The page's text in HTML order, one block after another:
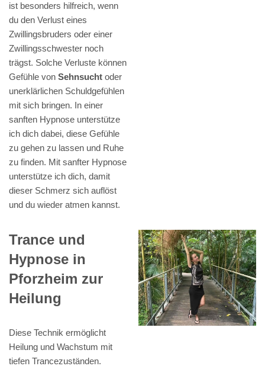
ist besonders hilfreich, wenn
du den Verlust eines
Zwillingsbruders oder einer
Zwillingsschwester noch
trägst. Solche Verluste können
Gefühle von Sehnsucht oder
unerklärlichen Schuldgefühlen
mit sich bringen. In einer
sanften Hypnose unterstütze
ich dich dabei, diese Gefühle
zu gehen zu lassen und Ruhe
zu finden. Mit sanfter Hypnose
unterstütze ich dich, damit
dieser Schmerz sich auflöst
und du wieder atmen kannst.
Trance und
Hypnose in
Pforzheim zur
Heilung
Diese Technik ermöglicht
Heilung und Wachstum mit
tiefen Trancezuständen.